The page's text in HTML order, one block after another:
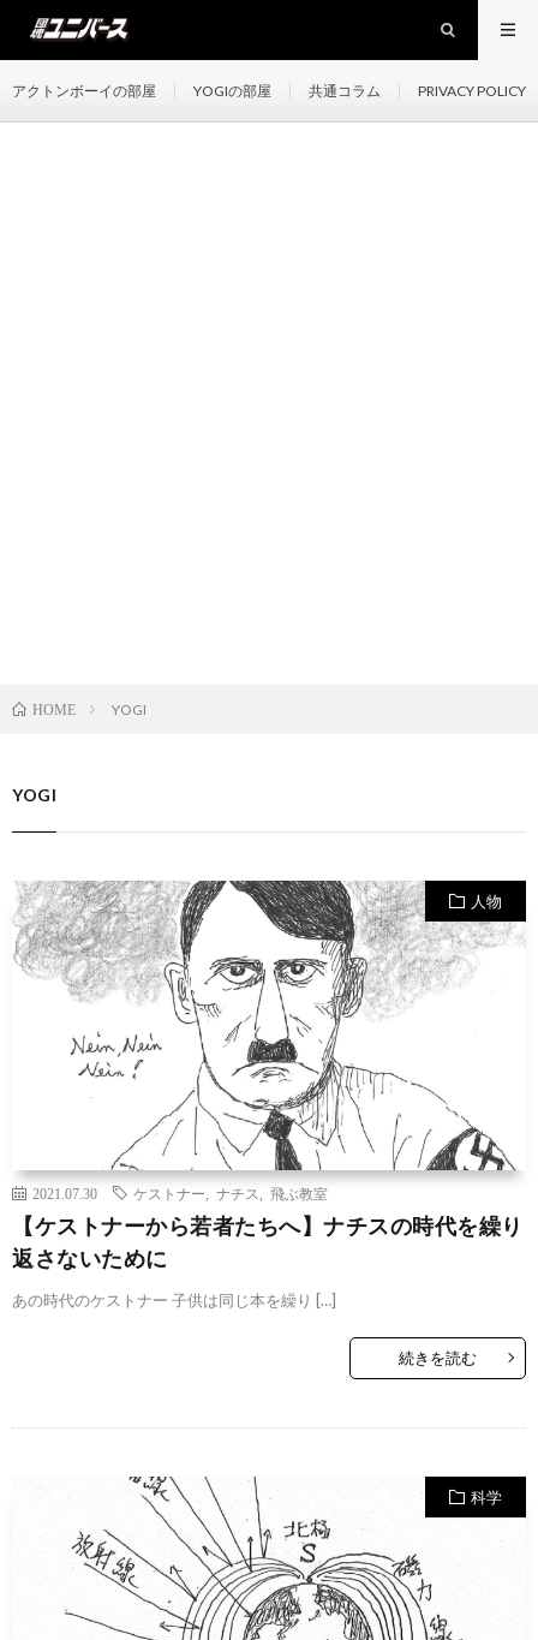
アクトンボーイの部屋 YOGIの部屋 共通コラム PRIVACY POLICY
HOME YOGI
YOGI
人物
2021.07.30 ケストナー ナチス 飛ぶ教室
【ケストナーから若者たちへ】ナチスの時代を繰り
返さないために
あの時代のケストナー 子供は同じ本を繰り […]
続きを読む
科学